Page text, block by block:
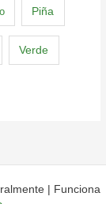
Piña
Verde
| Funciona